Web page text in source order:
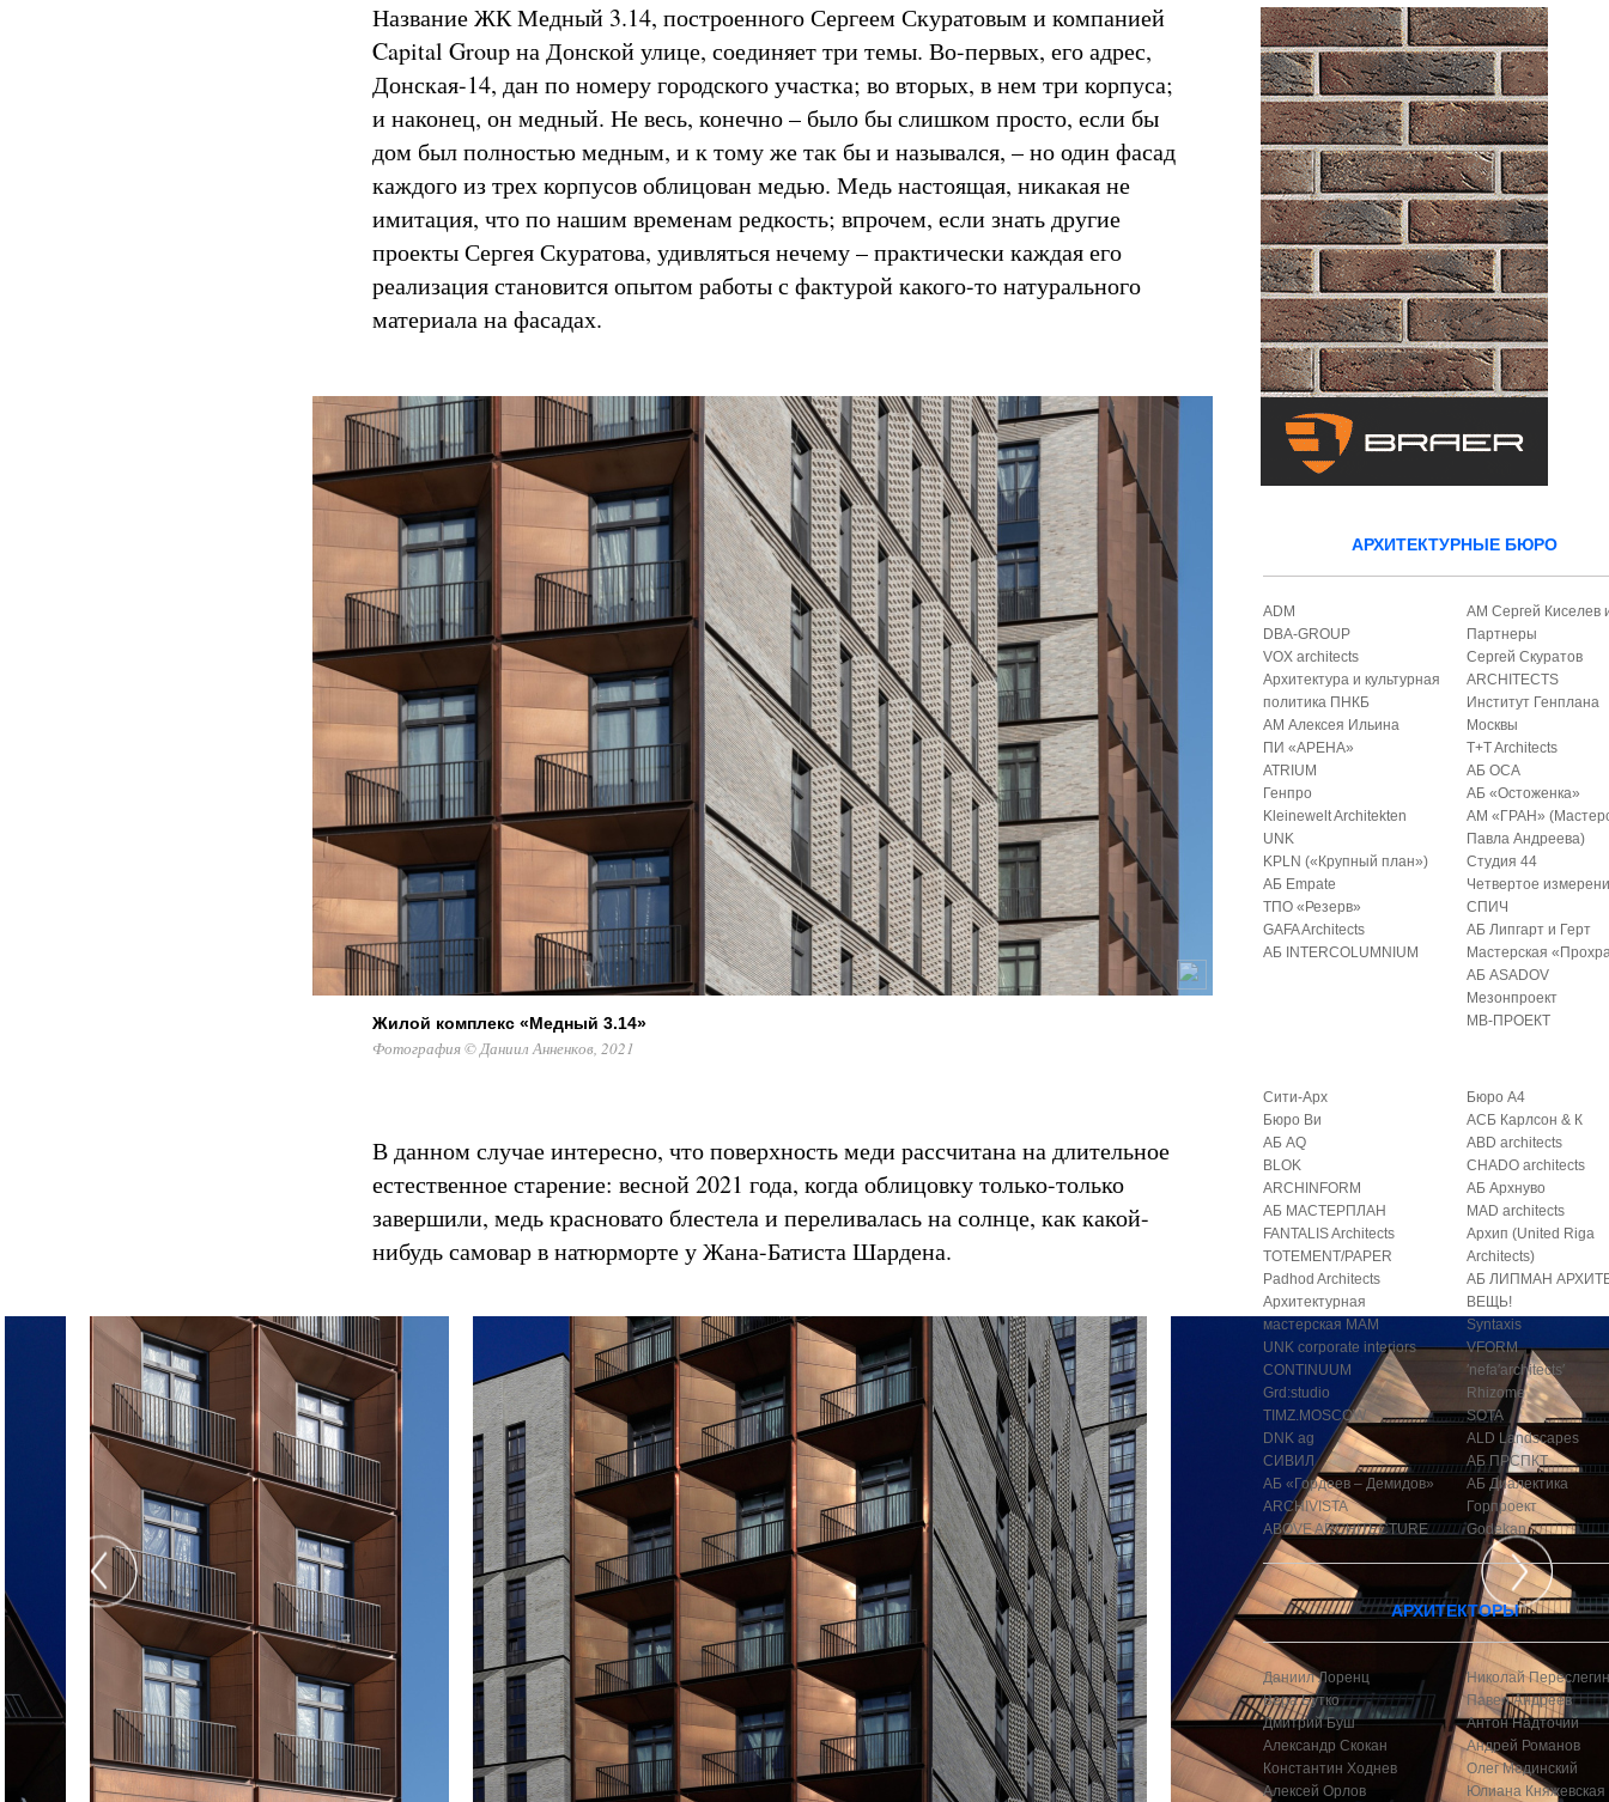
Название ЖК Медный 3.14, построенного Сергеем Скуратовым и компанией
Capital Group на Донской улице, соединяет три темы. Во-первых, его адрес,
Донская-14, дан по номеру городского участка; во вторых, в нем три корпуса;
и наконец, он медный. Не весь, конечно – было бы слишком просто, если бы
дом был полностью медным, и к тому же так бы и назывался, – но один фасад
каждого из трех корпусов облицован медью. Медь настоящая, никакая не
имитация, что по нашим временам редкость; впрочем, если знать другие
проекты Сергея Скуратова, удивляться нечему – практически каждая его
реализация становится опытом работы с фактурой какого-то натурального
материала на фасадах.
Жилой комплекс «Медный 3.14»
Фотография © Даниил Анненков, 2021
В данном случае интересно, что поверхность меди рассчитана на длительное
естественное старение: весной 2021 года, когда облицовку только-только
завершили, медь красновато блестела и переливалась на солнце, как какой-
нибудь самовар в натюрморте у Жана-Батиста Шардена.
АРХИТЕКТУРНЫЕ БЮРО
ADM
DBA-GROUP
VOX architects
Архитектура и культурная
политика ПНКБ
АМ Алексея Ильина
ПИ «АРЕНА»
ATRIUM
Генпро
Kleinewelt Architekten
UNK
KPLN («Крупный план»)
АБ Empate
ТПО «Резерв»
GAFA Architects
АБ INTERCOLUMNIUM
АМ Сергей Киселев
Партнеры
Сергей Скуратов
ARCHITECTS
Институт Генплана
Москвы
T+T Architects
АБ ОСА
АБ «Остоженка»
АМ «ГРАН»
Павла Андреева)
Студия 44
Четвертое
СПИЧ
АБ Липгарт и Герт
Мастерская
АБ ASADOV
Мезонпроект
МВ-ПРОЕКТ
Сити-Арх
Бюро Ви
АБ AQ
BLOK
ARCHINFORM
АБ МАСТЕРПЛАН
FANTALIS Architects
TOTEMENT/PAPER
Padhod Architects
Архитектурная
мастерская МАМ
UNK corporate interiors
CONTINUUM
Grd:studio
TIMZ.MOSCOW
DNK ag
СИВИЛ
АБ «Гордеев – Демидов»
ARCHIVISTA
ABOVE ARCHITECTURE
Бюро А4
АСБ Карлсон & К
ABD architects
CHADO architects
АБ Архнуво
MAD architects
Архип (United Riga
Architects)
АБ ЛИПМАН
ВЕЩЬ!
Syntaxis
VFORM
′nefa′architects′
Rhizome
SOTA
ALD Landscapes
АБ ПРСПКТ
АБ Диалектика
Горпроект
Godekan
АРХИТЕКТОРЫ
Даниил Лоренц
Вера Бутко
Дмитрий Буш
Александр Скокан
Константин Ходнев
Алексей Орлов
Николай
Павел Андреев
Антон Надточий
Андрей Романов
Олег Мединский
Юлиана Княжевская